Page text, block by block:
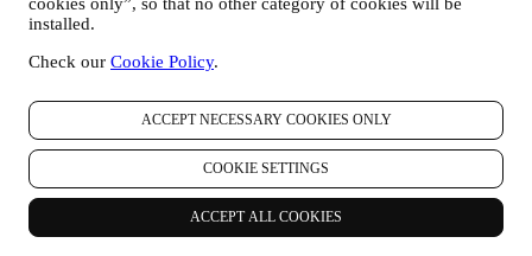
installed.
Check our Cookie Policy.
ACCEPT NECESSARY COOKIES ONLY
COOKIE SETTINGS
ACCEPT ALL COOKIES
Wij zullen uw gegevens gebruiken om onze contractuele
relatie met u, uw aankoop van producten op de Website, uw
gebruik van de Website, eventuele latere hulp na de verkoop
of uw deelname aan onze wedstrijden te beheren. Mogelijk
moeten we bepaalde gegevens over u verwerken voor onze
administratieve doeleinden die verband houden met onze
contractuele relatie met u, zoals de boekhouding, facturering
en controle, verificatie van betaalkaarten, fraudescreening,
veiligheid, beveiliging, systeemtests, onderhoud en statistische
analyse. Af en toe moeten we mogelijk om administratieve of
operationele redenen contact met u opnemen. Bijvoorbeeld